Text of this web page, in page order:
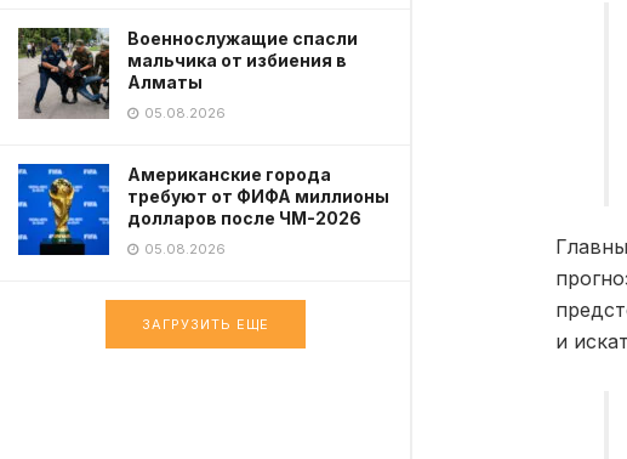
Военнослужащие спасли
мальчика от избиения в
Алматы
05.08.2026
Американские города
требуют от ФИФА миллионы
долларов после ЧМ-2026
05.08.2026
ЗАГРУЗИТЬ ЕЩЕ
и